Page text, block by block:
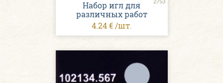
2753
Набор игл для
различных работ
4.24 € /шт.